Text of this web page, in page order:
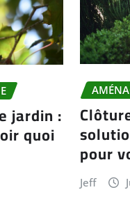
jardin :
quoi
pour
Jeff